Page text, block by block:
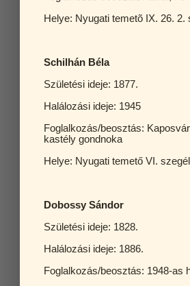
Helye: Nyugati temetõ IX. 26. 2.
Schilhán Béla
Születési ideje: 1877.
Halálozási ideje: 1945
Foglalkozás/beosztás:
kastély gondnoka
Helye: Nyugati temető VI.
Dobossy Sándor
Születési ideje: 1828.
Halálozási ideje: 1886.
Foglalkozás/beosztás: 1948-as